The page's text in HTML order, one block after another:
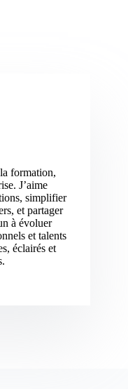
formation,
J’aime
simplifier
et partager
à évoluer
et talents
éclairés et